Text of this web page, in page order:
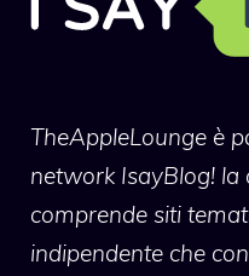
TheAppleLounge è
network IsayBlog! la
comprende siti
indipendente che